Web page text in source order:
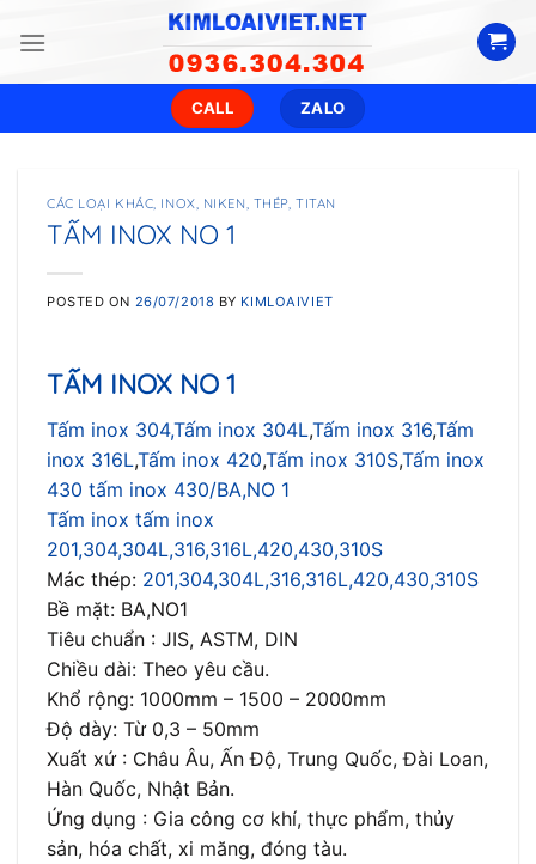
CALL ZALO
CÁC LOẠI KHÁC, INOX, NIKEN, THÉP,TITAN
TẤM INOX NO 1
POSTED ON 26/07/2018 BY KIMLOAIVIET
TẤM INOX NO 1
Tấm inox 304,Tấm inox 304L,Tấm inox 316,Tấm
inox 316L,Tấm inox 420,Tấm inox 310S,Tấm inox
430 tấm inox 430/BA,NO 1
Tấm inox tấm inox
201,304,304L,316,316L,420,430,310S
Mác thép: 201,304,304L,316,316L,420,430,310S
Bề mặt: BA,NO1
Tiêu chuẩn : JIS, ASTM, DIN
Chiều dài: Theo yêu cầu.
Khổ rộng: 1000mm – 1500 – 2000mm
Độ dày: Từ 0,3 – 50mm
Xuất xứ : Châu Âu, Ấn Độ, Trung Quốc, Đài Loan,
Hàn Quốc, Nhật Bản.
Ứng dụng : Gia công cơ khí, thực phẩm, thủy
sản, hóa chất, xi măng, đóng tàu.